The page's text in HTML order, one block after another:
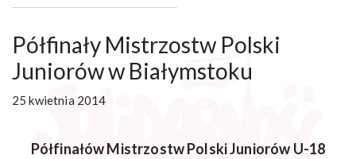
Półfinały Mistrzostw Polski
Juniorów w Białymstoku
25 kwietnia 2014
Półfinałów Mistrzostw Polski Juniorów U-18